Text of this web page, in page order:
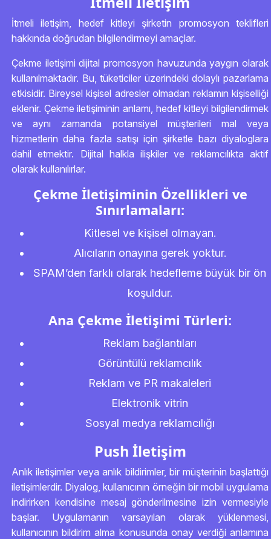
İtmeli iletişim, hedef kitleyi şirketin promosyon teklifleri
hakkında doğrudan bilgilendirmeyi amaçlar.
Çekme iletişimi dijital promosyon havuzunda yaygın olarak
kullanılmaktadır. Bu, tüketiciler üzerindeki dolaylı pazarlama
etkisidir. Bireysel kişisel adresler olmadan reklamın kişiselliği
eklenir. Çekme iletişiminin anlamı, hedef kitleyi bilgilendirmek
ve aynı zamanda potansiyel müşterileri mal veya
hizmetlerin daha fazla satışı için şirketle bazı diyaloglara
dahil etmektir. Dijital halkla ilişkiler ve reklamcılıkta aktif
olarak kullanılırlar.
Çekme İletişiminin Özellikleri ve
Sınırlamaları:
Kitlesel ve kişisel olmayan.
Alıcıların onayına gerek yoktur.
SPAM’den farklı olarak hedefleme büyük bir ön
koşuldur.
Ana Çekme İletişimi Türleri:
Reklam bağlantıları
Görüntülü reklamcılık
Reklam ve PR makaleleri
Elektronik vitrin
Sosyal medya reklamcılığı
Push İletişim
Anlık iletişimler veya anlık bildirimler, bir müşterinin başlattığı
iletişimlerdir. Diyalog, kullanıcının örneğin bir mobil uygulama
indirirken kendisine mesaj gönderilmesine izin vermesiyle
başlar. Uygulamanın varsayılan olarak yüklenmesi,
kullanıcının bildirim alma konusunda onay verdiği anlamına